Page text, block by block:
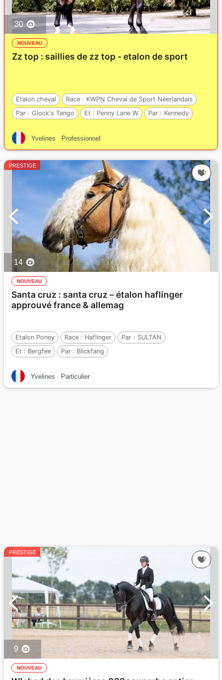
30
NOUVEAU
Zz top : saillies de zz top - etalon de sport
Etalon cheval Race : KWPN Cheval de Sport Néerlandais
Par : Glock's Tango Et : Penny Lane W Par : Kennedy
Yvelines Professionnel
PRESTIGE
14
NOUVEAU
Santa cruz : santa cruz – étalon haflinger
approuvé france & allemag
Etalon Poney Race : Haflinger Par : SULTAN
Et : Bergfee Par : Blickfang
Yvelines Particulier
PRESTIGE
9
NOUVEAU